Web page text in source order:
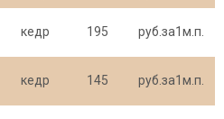
кедр 195 руб.за1м.п.
кедр 145 руб.за1м.п.